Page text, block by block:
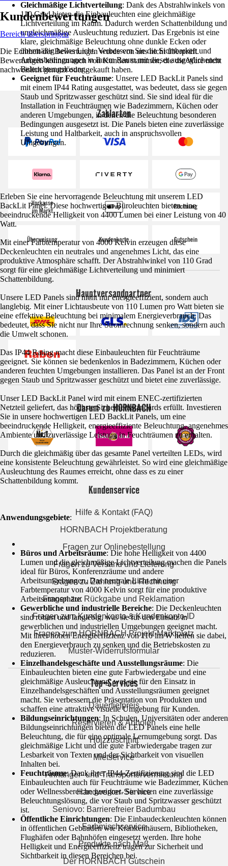
Gleichmäßige Lichtverteilung: Dank des Abstrahlwinkels von
110 Grad bieten die Einbauleuchten eine gleichmäßige
Lichtverteilung im Raum. Dadurch werden Schattenbildung und
ungleichmäßige Ausleuchtung reduziert. Das Ergebnis ist eine
klare, gleichmäßige Beleuchtung ohne dunkle Ecken oder
übermäßig helles Licht. Verbessern Sie die Sichtbarkeit und
Arbeitsbedingungen in Ihrem Raum mit dieser ausgeglichenen
Beleuchtungslösung.
Geeignet für Feuchträume: Unsere LED BackLit Panels sind
mit einem IP44 Rating ausgestattet, was bedeutet, dass sie gegen
Staub und Spritzwasser geschützt sind. Sie sind ideal für die
Installation in Feuchträumen wie Badezimmern, Küchen oder
anderen Umgebungen, in denen die Beleuchtung besonderen
Bedingungen ausgesetzt ist. Die Panels bieten eine zuverlässige
Leistung und Haltbarkeit, auch in anspruchsvollen
Umgebungen.
Erleben Sie eine hervorragende Beleuchtung mit unserem LED
BackLit Panel. Diese hochwertigen Büroleuchten bieten eine
beeindruckende Helligkeit von 4400 Lumen bei einer Leistung von 40
Watt.
Mit einer Farbtemperatur von 4000 Kelvin erzeugen diese
Deckenleuchten ein neutrales und angenehmes Licht, das eine
produktive Atmosphäre schafft. Der Abstrahlwinkel von 110 Grad
sorgt für eine gleichmäßige Lichtverteilung und minimiert
Schattenbildung.
Unsere LED Panels sind nicht nur energieeffizient, sondern auch
langlebig. Mit einer Lichtausbeute von 110 Lumen pro Watt bieten sie
eine effektive Beleuchtung bei minimalem Energieverbrauch. Das
bedeutet, dass Sie nicht nur Ihre Stromrechnung senken, sondern auch
die Umwelt schonen.
Das IP44 Rating macht diese Einbauleuchten für Feuchträume
geeignet. Sie können sie bedenkenlos in Badezimmern, Küchen oder
anderen feuchten Umgebungen installieren. Das Panel ist an der Front
gegen Staub und Spritzwasser geschützt und bietet eine zuverlässige.
Unser LED BackLit Panel wird mit einem ENEC-zertifizierten
Netzteil geliefert, das höchste Sicherheitsstandards erfüllt. Investieren
Sie in unsere hochwertigen LED BackLit Panels, um eine
beeindruckende Helligkeit, energieeffiziente Beleuchtung, angenehmes
Ambiente und zuverlässige Leistung in Feuchträumen zu erhalten.
Durch die gleichmäßig über das gesamte Panel verteilten LEDs, wird
eine konsistente Beleuchtung gewährleistet. So wird eine gleichmäßige
Ausleuchtung des Raumes erreicht, ohne dass es zu einer
Schattenbildung kommt.
Anwendungsgebiete:
Büros und Arbeitsräume: Die hohe Helligkeit von 4400
Lumen und die gleichmäßige Lichtverteilung machen die Panels
ideal für Büros, Konferenzräume und andere
Arbeitsumgebungen. Das neutrale Licht mit einer
Farbtemperatur von 4000 Kelvin sorgt für eine produktive
Arbeitsatmosphäre.
Gewerbliche und industrielle Bereiche: Die Deckenleuchten
sind robust und langlebig, was sie für den Einsatz in
gewerblichen und industriellen Umgebungen geeignet macht.
Mit ihrer hohen Energieeffizienz von 110 lm/W helfen sie dabei,
den Energieverbrauch zu senken und die Betriebskosten zu
reduzieren.
Einzelhandelsgeschäfte und Ausstellungsräume: Die
Einbauleuchten bieten eine gute Farbwiedergabe und eine
gleichmäßige Ausleuchtung, was sie für den Einsatz in
Einzelhandelsgeschäften und Ausstellungsräumen geeignet
macht. Sie verbessern die Präsentation von Produkten und
schaffen eine attraktive visuelle Umgebung für Kunden.
Bildungseinrichtungen: In Schulen, Universitäten oder anderen
Bildungseinrichtungen bieten die LED Panels eine helle
Beleuchtung, die für eine optimale Lernumgebung sorgt. Das
gleichmäßige Licht und die gute Farbwiedergabe tragen zur
Lesbarkeit von Texten und der Sichtbarkeit von visuellen
Inhalten bei.
Feuchträume: Dank ihrer IP44-Zertifizierung sind die LED
Einbauleuchten auch für Feuchträume wie Badezimmer, Küchen
oder Wellnessbereiche geeignet. Sie bieten eine zuverlässige
Beleuchtungslösung, die vor Staub und Spritzwasser geschützt
ist.
Öffentliche Einrichtungen: Die Einbaudeckenleuchten können
in öffentlichen Gebäuden wie Krankenhäusern, Bibliotheken,
Flughäfen oder Bahnhöfen eingesetzt werden. Ihre hohe
Helligkeit und Energieeffizienz tragen zur Sicherheit und
Sichtbarkeit in diesen Bereichen bei.
Kundenbewertungen
Bereich überspringen
Die Echtheit der Bewertungen wurde von uns nicht überprüft.
Bewertungen können auch von Kunden stammen, die die Ware nicht
nachweislich genutzt oder gekauft haben.
Zahlarten
Hauptversandpartner
Darum zu HORNBACH
Kundenservice
Hilfe & Kontakt (FAQ)
HORNBACH Projektberatung
Fragen zur Onlinebestellung
Fragen zu Versand und Lieferung
Fragen zu Zahlung und Rechnung
Fragen zur Rückgabe und Reklamation
Fragen zum Kundenkonto & Kundenkonto-ID
Fragen zum HORNBACH Projekt-Marktplatz
Muster-Widerrufsformular
Top-Services
Dauertiefpreis
Reservieren & Abholen
Holzzuschnitt
Mietservice
Anhänger- und Transportervermietung
Handwerker-Service
Seniovo: Barrierefreier Badumbau
Farbmischservice
Produkte nach Maß
Der HORNBACH Gutschein